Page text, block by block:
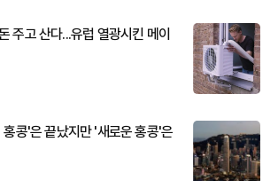
주고 산다...유럽 열광시킨 메이
콩'은 끝났지만 '새로운 홍콩'은